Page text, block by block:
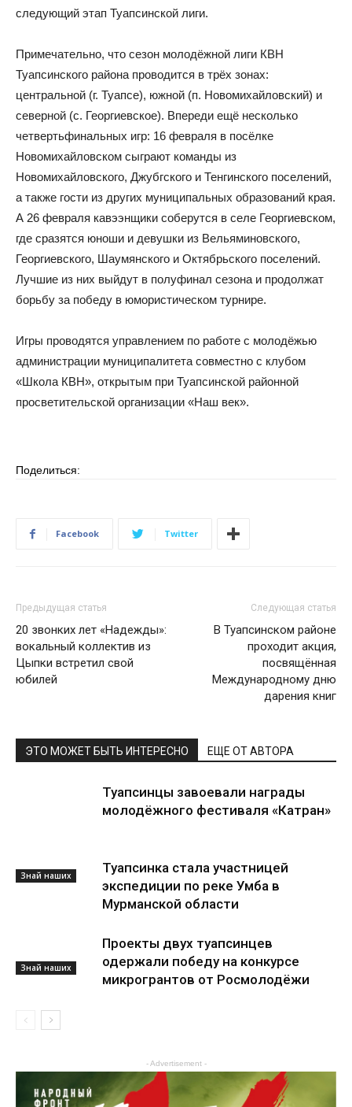
следующий этап Туапсинской лиги.
Примечательно, что сезон молодёжной лиги КВН
Туапсинского района проводится в трёх зонах:
центральной (г. Туапсе), южной (п. Новомихайловский) и
северной (с. Георгиевское). Впереди ещё несколько
четвертьфинальных игр: 16 февраля в посёлке
Новомихайловском сыграют команды из
Новомихайловского, Джубгского и Тенгинского поселений,
а также гости из других муниципальных образований края.
А 26 февраля кавээнщики соберутся в селе Георгиевском,
где сразятся юноши и девушки из Вельяминовского,
Георгиевского, Шаумянского и Октябрьского поселений.
Лучшие из них выйдут в полуфинал сезона и продолжат
борьбу за победу в юмористическом турнире.
Игры проводятся управлением по работе с молодёжью
администрации муниципалитета совместно с клубом
«Школа КВН», открытым при Туапсинской районной
просветительской организации «Наш век».
Поделиться:
Facebook Twitter
Предыдущая статья
20 звонких лет «Надежды»:
вокальный коллектив из
Цыпки встретил свой
юбилей
Следующая статья
В Туапсинском районе
проходит акция,
посвящённая
Международному дню
дарения книг
ЭТО МОЖЕТ БЫТЬ ИНТЕРЕСНО ЕЩЕ ОТ АВТОРА
Знай наших
Туапсинцы завоевали награды
молодёжного фестиваля «Катран»
Знай наших
Туапсинка стала участницей
экспедиции по реке Умба в
Мурманской области
Проекты двух туапсинцев
одержали победу на конкурсе
микрогрантов от Росмолодёжи
- Advertisement -